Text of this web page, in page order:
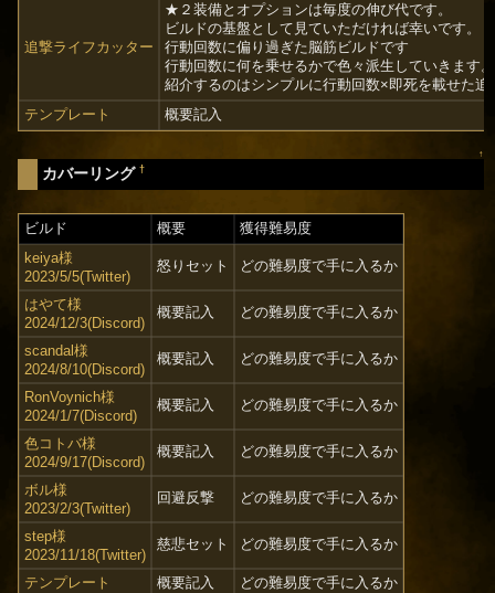
追撃ライフカッター
★２装備とオプションは毎度の伸び代です。
ビルドの基盤として見ていただければ幸いです。
行動回数に偏り過ぎた脳筋ビルドです
行動回数に何を乗せるかで色々派生していきます。
紹介するのはシンプルに行動回数×即死を載せた
テンプレート
概要記入
↑
カバーリング†
ビルド 概要
獲得難易度
keiya様
2023/5/5(Twitter)
怒りセット どの難易度で手に入るか
はやて様
2024/12/3(Discord)
概要記入 どの難易度で手に入るか
scandal様
2024/8/10(Discord)
概要記入 どの難易度で手に入るか
RonVoynich様
2024/1/7(Discord)
概要記入 どの難易度で手に入るか
色コトバ様
2024/9/17(Discord)
概要記入 どの難易度で手に入るか
ボル様
2023/2/3(Twitter)
回避反撃 どの難易度で手に入るか
step様
2023/11/18(Twitter)
慈悲セット どの難易度で手に入るか
テンプレート 概要記入 どの難易度で手に入るか